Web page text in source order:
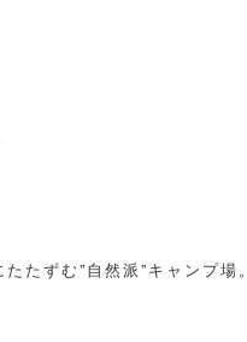
たずむ”自然派”キャンプ場。